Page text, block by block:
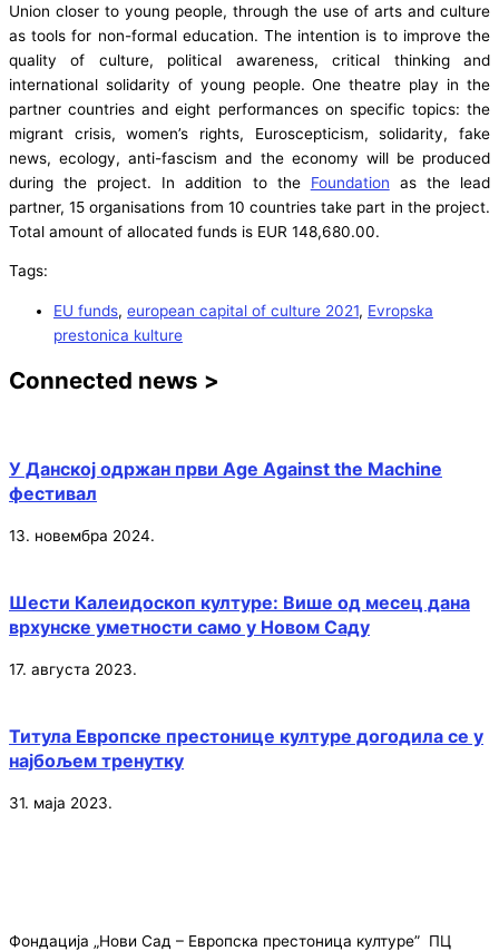
Union closer to young people, through the use of arts and culture
as tools for non-formal education. The intention is to improve the
quality of culture, political awareness, critical thinking and
international solidarity of young people. One theatre play in the
partner countries and eight performances on specific topics: the
migrant crisis, women’s rights, Euroscepticism, solidarity, fake
news, ecology, anti-fascism and the economy will be produced
during the project. In addition to the Foundation as the lead
partner, 15 organisations from 10 countries take part in the project.
Total amount of allocated funds is EUR 148,680.00.
Tags:
EU funds, european capital of culture 2021, Evropska
prestonica kulture
Connected news >
У Данској одржан први Age Against the Machine
фестивал
13. новембра 2024.
Шести Калеидоскоп културе: Више од месец дана
врхунске уметности само у Новом Саду
17. августа 2023.
Титула Европске престонице културе догодила се у
најбољем тренутку
31. маја 2023.
Фондација „Нови Сад – Европска престоница културе” ПЦ